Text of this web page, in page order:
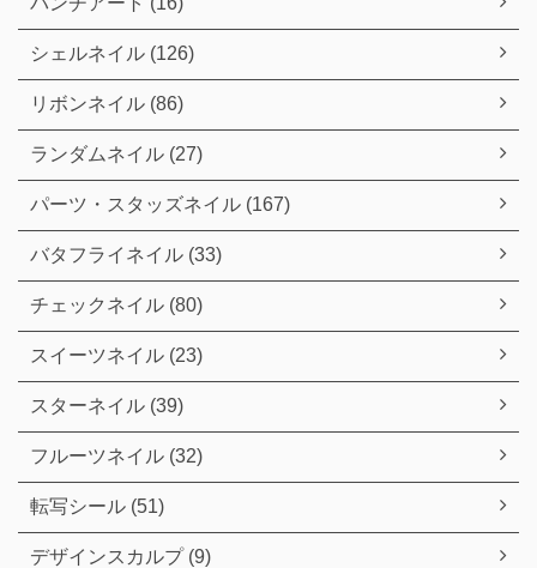
シェルネイル (126)
リボンネイル (86)
ランダムネイル (27)
パーツ・スタッズネイル (167)
バタフライネイル (33)
チェックネイル (80)
スイーツネイル (23)
スターネイル (39)
フルーツネイル (32)
転写シール (51)
デザインスカルプ (9)